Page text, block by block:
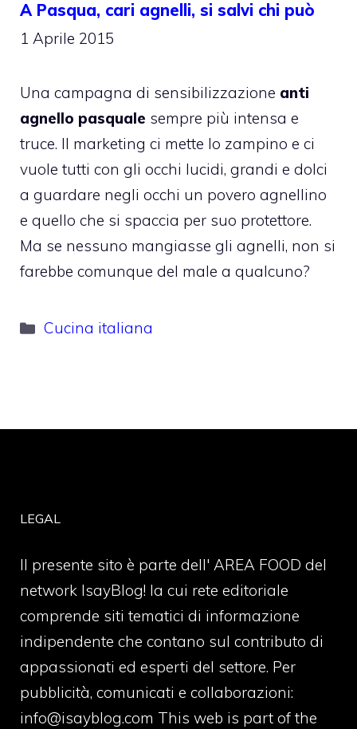
A Pasqua, cari agnelli, si salvi chi può
1 Aprile 2015
Una campagna di sensibilizzazione anti
agnello pasquale sempre più intensa e
truce. Il marketing ci mette lo zampino e ci
vuole tutti con gli occhi lucidi, grandi e dolci
a guardare negli occhi un povero agnellino
e quello che si spaccia per suo protettore.
Ma se nessuno mangiasse gli agnelli, non si
farebbe comunque del male a qualcuno?
Categorie
Cucina italiana
LEGAL
Il presente sito è parte dell' AREA FOOD del
network IsayBlog! la cui rete editoriale
comprende siti tematici di informazione
indipendente che contano sul contributo di
appassionati ed esperti del settore. Per
pubblicità, comunicati e collaborazioni:
info@isayblog.com This web is part of the